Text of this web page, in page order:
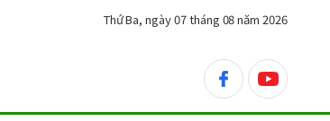
facebookyoutube
Thứ Ba, ngày 07 tháng 08 năm 2026